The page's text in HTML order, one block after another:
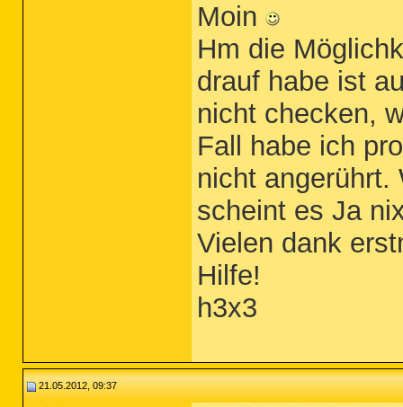
Moin
Hm die
drauf habe ist
nicht checken,
Fall habe ich
nicht angerührt.
scheint es Ja
Vielen dank
Hilfe!
h3x3
21.05.2012, 09:37